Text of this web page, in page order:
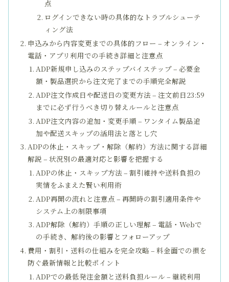
点
ログインできない時の具体的なトラブルシューテ
ィング法
申込みから内容変更までの具体的フロー – オンライン・
電話・アプリ利用での手続き詳細と注意点
ADP新規申し込みのステップバイステップ – 必要金
額・製品選択から注文完了までの手順完全解説
ADP注文作成日や配送日の変更方法 – 注文前日23:59
までに必ず行うべき切り替えルールと注意点
ADP注文内容の追加・変更手順 – ワンタイム製品追
加や配送スキップの活用法と落とし穴
ADPの休止・スキップ・解除（解約）方法に関する詳細
解説 – 状況別の最適対応と影響を把握する
ADPの休止・スキップ方法 – 割引維持や送料負担の
実情をふまえた賢い利用術
ADP再開の流れと注意点 – 再開時の割引適用条件や
システム上の制限事項
ADP解除（解約）手順の正しい理解 – 電話・Webで
の手続き、解約後の影響とフォローアップ
費用・割引・送料の仕組みを完全攻略 – 料金面での損を
防ぐ最新情報と比較ポイント
ADPでの最低発注金額と送料負担ルール – 継続利用